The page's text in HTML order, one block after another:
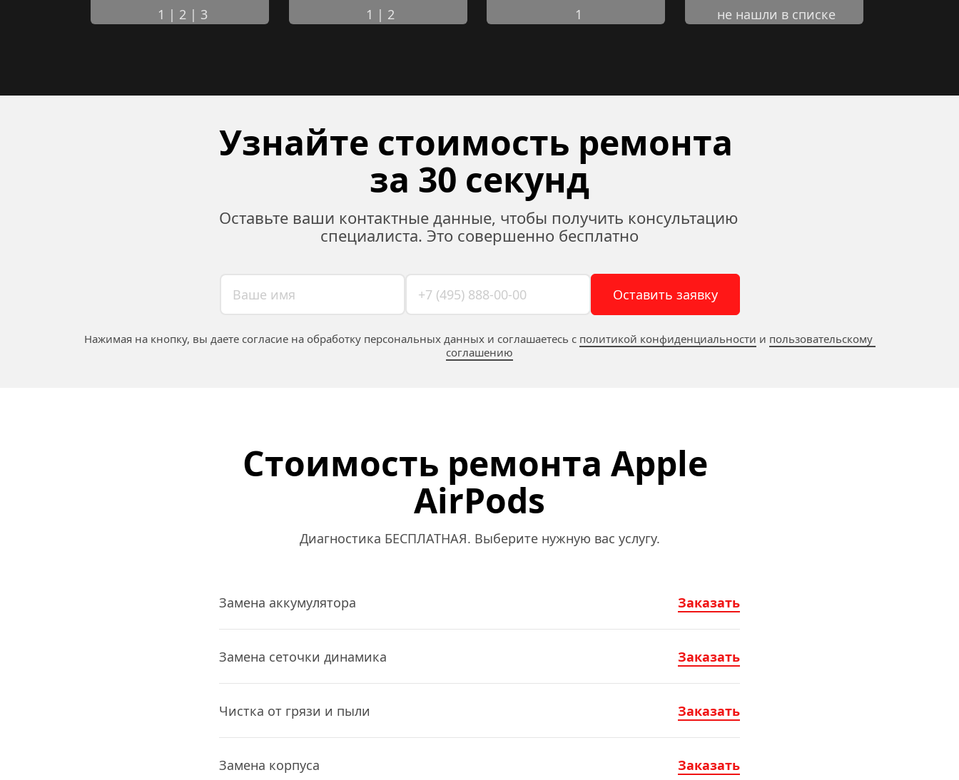
1 | 2 | 3 1 | 2 1 не нашли в списке
Узнайте стоимость ремонта
за 30 секунд
Оставьте ваши контактные данные, чтобы получить консультацию
специалиста. Это совершенно бесплатно
Оставить заявку
Нажимая на кнопку, вы даете согласие на обработку персональных данных и соглашаетесь c политикой конфиденциальности и пользовательскому
соглашению
Стоимость ремонта Apple
AirPods
Диагностика БЕСПЛАТНАЯ. Выберите нужную вас услугу.
Замена аккумулятора Заказать
Замена сеточки динамика Заказать
Чистка от грязи и пыли Заказать
Замена корпуса Заказать